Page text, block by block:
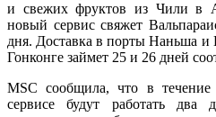
и свежих фруктов из Чили в
новый сервис свяжет
дня. Доставка в порты Наньша
Гонконге займет 25 и 26 дней
MSC сообщила, что в
сервисе будут работать два